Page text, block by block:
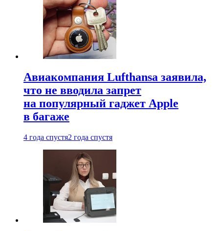
Авиакомпания Lufthansa заявила,
что не вводила запрет
на популярный гаджет Apple
в багаже
4 года спустя2 года спустя